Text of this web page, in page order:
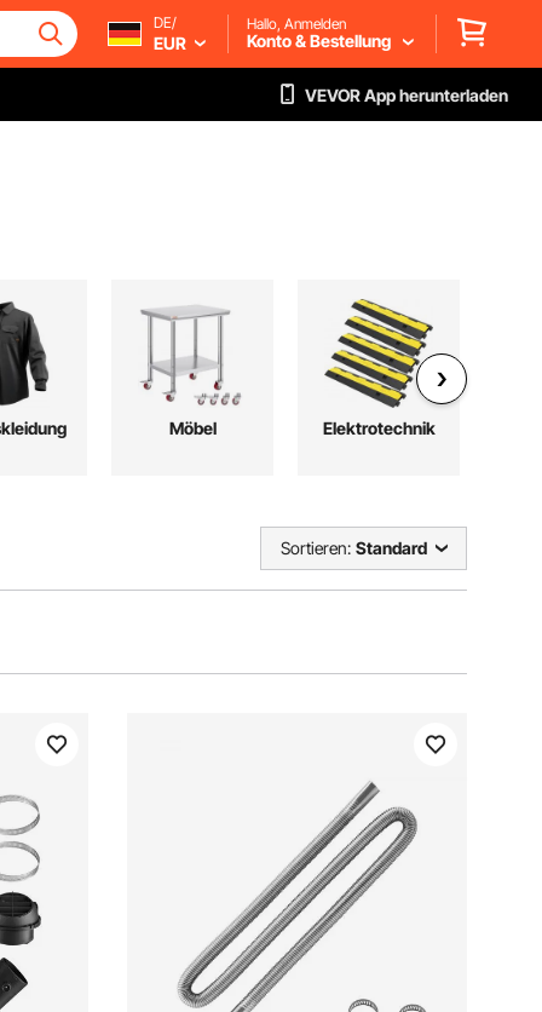
DE/
EUR
Hallo, Anmelden
Konto & Bestellung
VEVOR App herunterladen
Möbel Elektrotechnik
Sortieren: Standard